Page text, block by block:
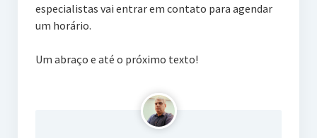
especialistas vai entrar em contato para agendar
um horário.
Um abraço e até o próximo texto!